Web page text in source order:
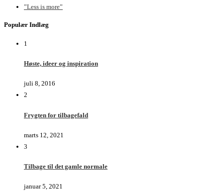
”Less is more”
Populær Indlæg
1
Høste, ideer og inspiration
juli 8, 2016
2
Frygten for tilbagefald
marts 12, 2021
3
Tilbage til det gamle normale
januar 5, 2021